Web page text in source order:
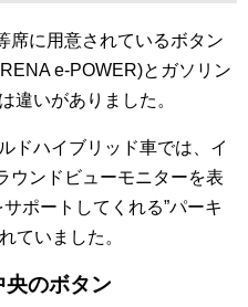
席に用意されているボタン
e-POWER)とガソリン
違いがありました。
ドハイブリッド車では、イ
ウンドビューモニターを表
ポートしてくれる”パーキ
ていました。
のボタン